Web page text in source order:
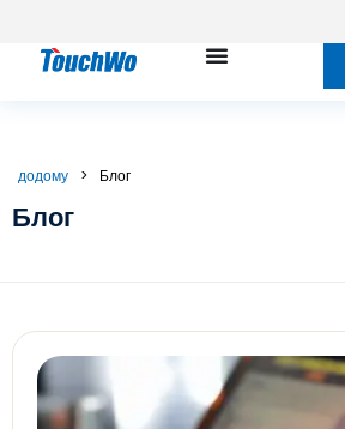
додому > Блог
Блог